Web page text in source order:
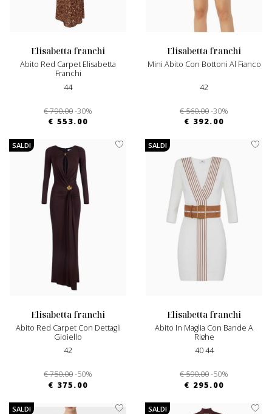
elisabetta franchi
Abito Red Carpet Elisabetta
Franchi
44
€ 790.00-30%
€ 553.00
elisabetta franchi
Mini Abito Con Bottoni Al Fianco
42
€ 560.00-30%
€ 392.00
SALDI
elisabetta franchi
Abito Red Carpet Con Dettagli
Gioiello
42
€ 750.00-50%
€ 375.00
SALDI
elisabetta franchi
Abito In Maglia Con Bande A
Righe
40 44
€ 590.00-50%
€ 295.00
SALDI SALDI